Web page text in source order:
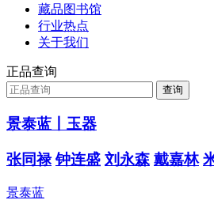
藏品图书馆
行业热点
关于我们
正品查询
景泰蓝丨玉器
张同禄 钟连盛 刘永森 戴嘉林
景泰蓝